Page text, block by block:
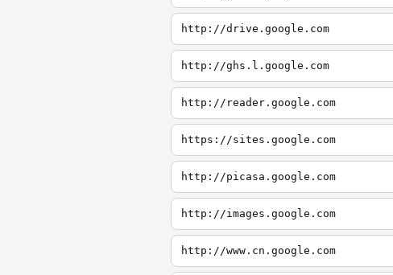
http://drive.google.com
http://ghs.l.google.com
http://reader.google.com
https://sites.google.com
http://picasa.google.com
http://images.google.com
http://www.cn.google.com